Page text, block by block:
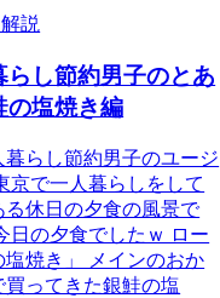
説
らし節約男子のとあ
の塩焼き編
暮らし節約男子のユージ
京で一人暮らしをして
る休日の夕食の風景で
日の夕食でしたｗ ロー
塩焼き」 メインのおか
ってきた銀鮭の塩